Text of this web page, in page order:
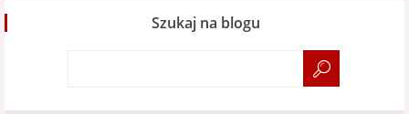
Szukaj na blogu